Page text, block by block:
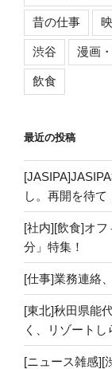
昔の仕事
渋谷 漫画
飲食
最近の投稿
し。再開を待て
[社内][飲食]オ
分」特集！
[仕事]業務連絡
[東北]秋田県能
く、リゾートし
[ニュース雑感][